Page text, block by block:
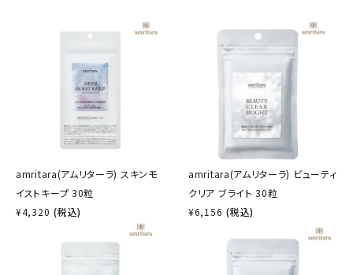
amritara(アムリターラ) スキンモ
イストキープ 30粒
¥4,320 (税込)
amritara(アムリターラ) ビューティ
クリア ブライト 30粒
¥6,156 (税込)